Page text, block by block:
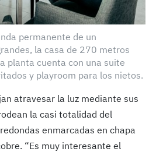
permanente de un
la casa de 270 metros
planta cuenta con una suite
y playroom para los nietos.
atravesar la luz mediante sus
la casi totalidad del
enmarcadas en chapa
“Es muy interesante el